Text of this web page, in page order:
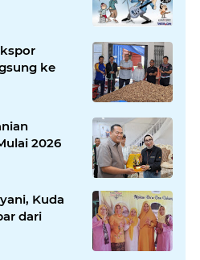
ke
2026
Kuda
dari